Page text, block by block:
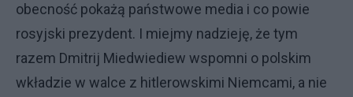
obecność pokażą państwowe media i co powie
rosyjski prezydent. I miejmy nadzieję, że tym
razem Dmitrij Miedwiediew wspomni o polskim
wkładzie w walce z hitlerowskimi Niemcami, a nie